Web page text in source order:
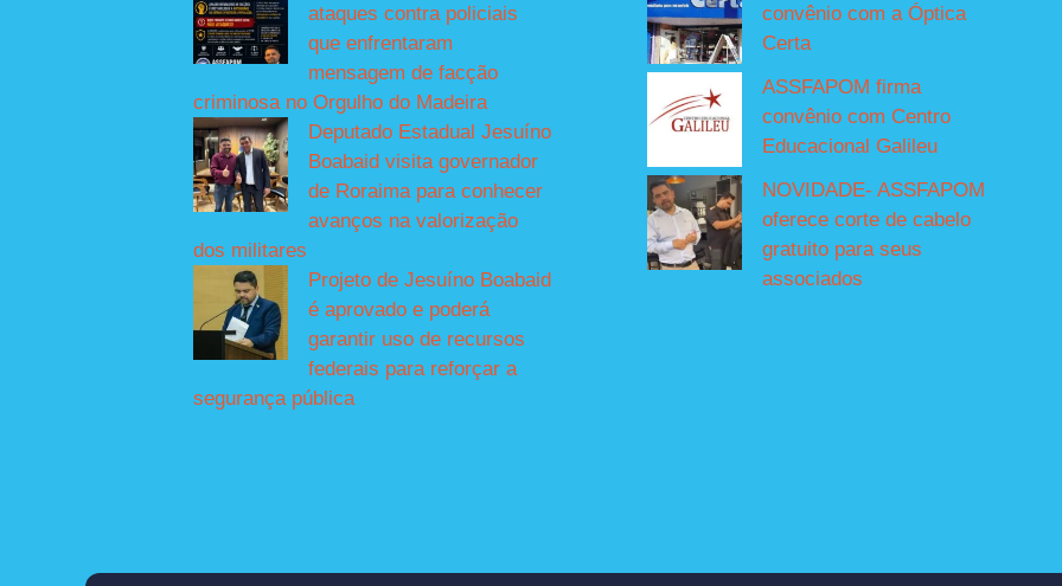
ataques contra policiais
que enfrentaram
mensagem de facção
criminosa no Orgulho do Madeira
Deputado Estadual Jesuíno
Boabaid visita governador
de Roraima para conhecer
avanços na valorização
dos militares
Projeto de Jesuíno Boabaid
é aprovado e poderá
garantir uso de recursos
federais para reforçar a
segurança pública
convênio com a Óptica
Certa
ASSFAPOM firma
convênio com Centro
Educacional Galileu
NOVIDADE- ASSFAPOM
oferece corte de cabelo
gratuito para seus
associados